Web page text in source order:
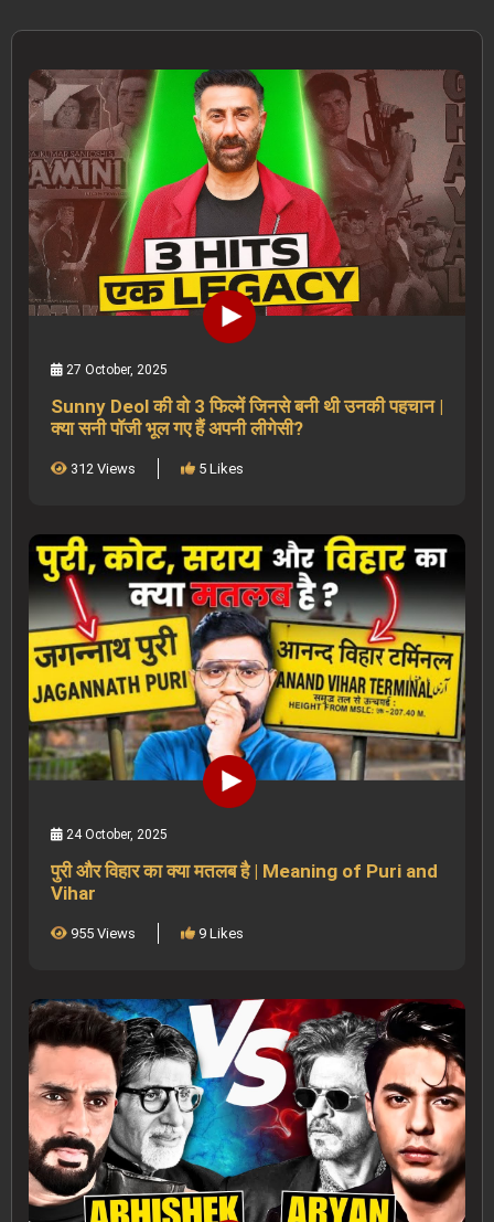
27 October, 2025
Sunny Deol की वो 3 फिल्में जिनसे बनी थी उनकी पहचान |
क्या सनी पॉजी भूल गए हैं अपनी लीगेसी?
312 Views 5 Likes
24 October, 2025
पुरी और विहार का क्या मतलब है | Meaning of Puri and
Vihar
955 Views 9 Likes